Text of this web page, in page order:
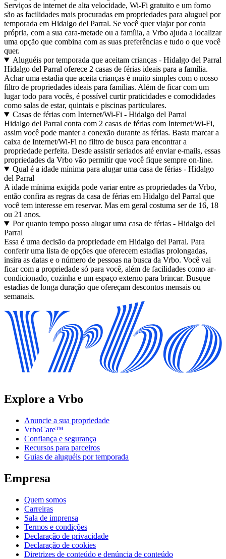
Serviços de internet de alta velocidade, Wi-Fi gratuito e um forno
são as facilidades mais procuradas em propriedades para aluguel por
temporada em Hidalgo del Parral. Se você quer viajar por conta
própria, com a sua cara-metade ou a família, a Vrbo ajuda a localizar
uma opção que combina com as suas preferências e tudo o que você
quer.
Aluguéis por temporada que aceitam crianças - Hidalgo del Parral
Hidalgo del Parral oferece 2 casas de férias ideais para a família.
Achar uma estadia que aceita crianças é muito simples com o nosso
filtro de propriedades ideais para famílias. Além de ficar com um
lugar todo para vocês, é possível curtir praticidades e comodidades
como salas de estar, quintais e piscinas particulares.
Casas de férias com Internet/Wi-Fi - Hidalgo del Parral
Hidalgo del Parral conta com 2 casas de férias com Internet/Wi-Fi,
assim você pode manter a conexão durante as férias. Basta marcar a
caixa de Internet/Wi-Fi no filtro de busca para encontrar a
propriedade perfeita. Desde assistir seriados até enviar e-mails, essas
propriedades da Vrbo vão permitir que você fique sempre on-line.
Qual é a idade mínima para alugar uma casa de férias - Hidalgo
del Parral
A idade mínima exigida pode variar entre as propriedades da Vrbo,
então confira as regras da casa de férias em Hidalgo del Parral que
você tem interesse em reservar. Mas em geral costuma ser de 16, 18
ou 21 anos.
Por quanto tempo posso alugar uma casa de férias - Hidalgo del
Parral
Essa é uma decisão da propriedade em Hidalgo del Parral. Para
conferir uma lista de opções que oferecem estadias prolongadas,
insira as datas e o número de pessoas na busca da Vrbo. Você vai
ficar com a propriedade só para você, além de facilidades como ar-
condicionado, cozinha e um espaço externo para brincar. Busque
estadias de longa duração que ofereçam descontos mensais ou
semanais.
Explore a Vrbo
Anuncie a sua propriedade
VrboCare™
Confiança e segurança
Recursos para parceiros
Guias de aluguéis por temporada
Empresa
Quem somos
Carreiras
Sala de imprensa
Termos e condições
Declaração de privacidade
Declaração de cookies
Diretrizes de conteúdo e denúncia de conteúdo